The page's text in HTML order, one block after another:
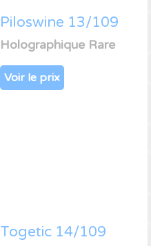
Piloswine 13/109
Holographique Rare
Voir le prix
Togetic 14/109